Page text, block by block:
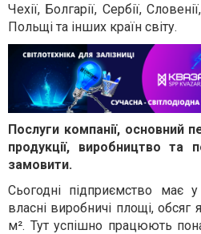
Чехії, Болгарії, Сербії,
Польщі та інших країн світу.
Послуги компанії, основний
продукції, виробництво та
замовити.
Сьогодні підприємство має
власні виробничі площі, обсяг
м². Тут успішно працюють